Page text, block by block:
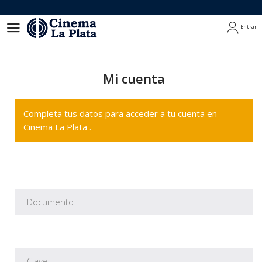
Entrar
Mi cuenta
Completa tus datos para acceder a tu cuenta en
Cinema La Plata .